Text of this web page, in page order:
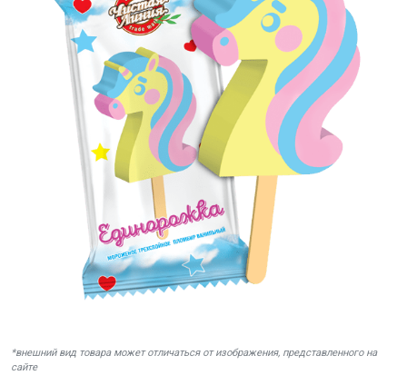
*внешний вид товара может отличаться от изображения, представленного на
сайте